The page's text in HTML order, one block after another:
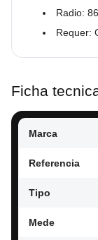
Radio:
Requer:
Ficha
Marca
Referencia
Tipo
Mede